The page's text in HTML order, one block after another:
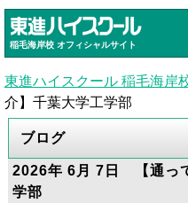
稲毛海岸校 オフィシャルサイト
東進ハイスクール 稲毛海岸
介】千葉大学工学部
ブログ
2026年 6月 7日 【通っ
学部